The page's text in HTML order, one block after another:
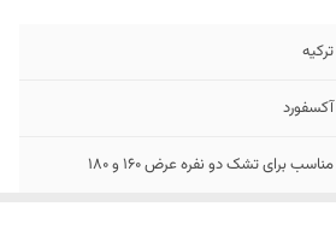
ترکیه
آکسفورد
مناسب برای تشک دو نفره عرض 160 و ۱8۰